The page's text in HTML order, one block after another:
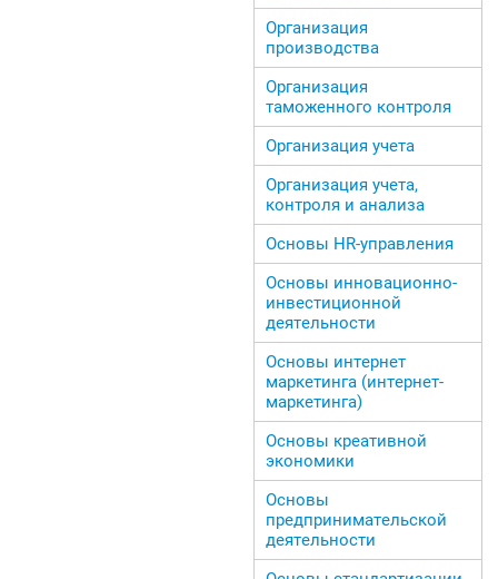
Организация
производства
Организация
таможенного контроля
Организация учета
Организация учета,
контроля и анализа
Основы HR-управления
Основы инновационно-
инвестиционной
деятельности
Основы интернет
маркетинга (интернет-
маркетинга)
Основы креативной
экономики
Основы
предпринимательской
деятельности